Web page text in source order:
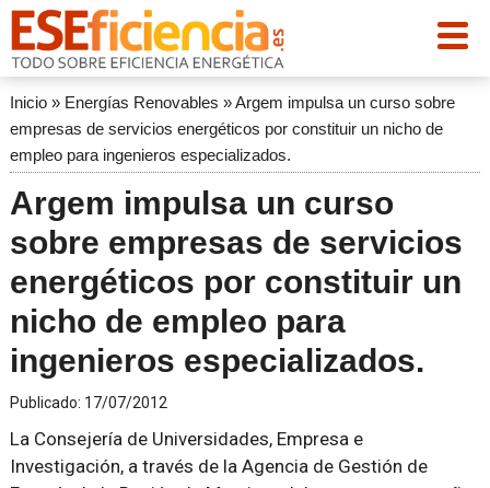
Inicio» Energías Renovables »Argem impulsa un curso sobre
empresas de servicios energéticos por constituir un nicho de
empleo para ingenieros especializados.
Argem impulsa un curso
sobre empresas de servicios
energéticos por constituir un
nicho de empleo para
ingenieros especializados.
Publicado: 17/07/2012
La Consejería de Universidades, Empresa e
Investigación, a través de la Agencia de Gestión de